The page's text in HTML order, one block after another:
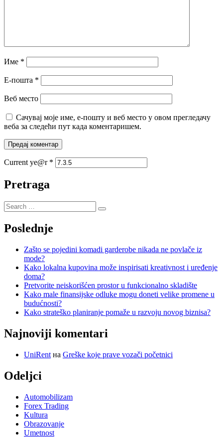
Име *
Е-пошта *
Веб место
Сачувај моје име, е-пошту и веб место у овом прегледачу
веба за следећи пут када коментаришем.
Current ye@r *
Pretraga
Poslednje
Zašto se pojedini komadi garderobe nikada ne povlače iz
mode?
Kako lokalna kupovina može inspirisati kreativnost i uređenje
doma?
Pretvorite neiskorišćen prostor u funkcionalno skladište
Kako male finansijske odluke mogu doneti velike promene u
budućnosti?
Kako strateško planiranje pomaže u razvoju novog biznisa?
Najnoviji komentari
UniRent на Greške koje prave vozači početnici
Odeljci
Automobilizam
Forex Trading
Kultura
Obrazovanje
Umetnost